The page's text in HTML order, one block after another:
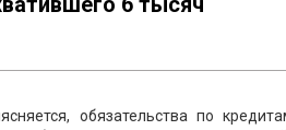
обязательства по